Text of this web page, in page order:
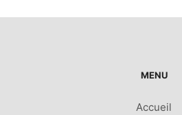
MENU
Accueil